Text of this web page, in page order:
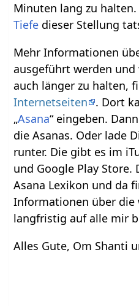
Minuten lang zu
Tiefe dieser Stellung
Mehr Informationen
ausgeführt werden
auch länger zu halten,
Internetseiten
. Dort
„Asana“ eingeben.
die Asanas. Oder lade
runter. Die gibt es im
und Google Play Store.
Asana Lexikon und da
Informationen über die
langfristig auf alle mir
Alles Gute, Om Shanti